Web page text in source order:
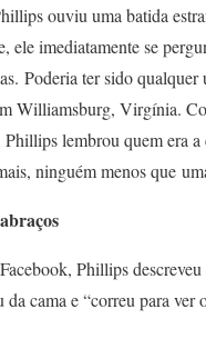
ouviu uma batida
ele imediatamente se
Poderia ter sido
Williamsburg, Virgínia.
Phillips lembrou quem era
ninguém menos que
Phillips
da cama e “correu para ver